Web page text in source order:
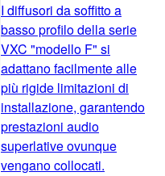
I diffusori da soffitto a
basso profilo della serie
VXC "modello F" si
adattano facilmente alle
più rigide limitazioni di
installazione, garantendo
prestazioni audio
superlative ovunque
vengano collocati.